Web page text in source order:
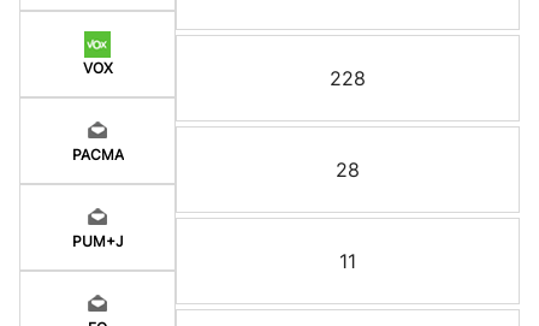
VOX
PACMA
PUM+J
228
28
11